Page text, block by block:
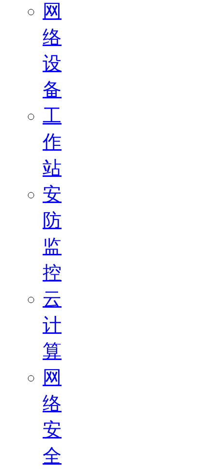
网
络
设
备
工
作
站
安
防
监
控
云
计
算
网
络
安
全